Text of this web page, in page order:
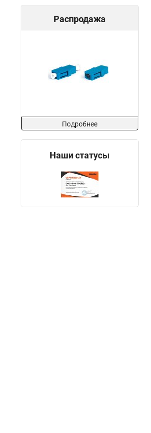
Распродажа
Подробнее
Наши статусы